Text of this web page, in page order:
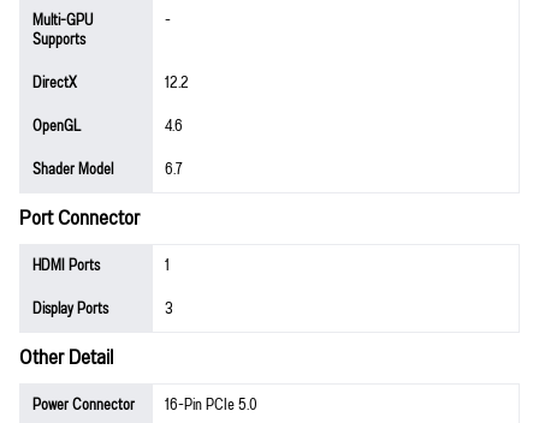
Multi-GPU
Supports
-
DirectX
12.2
OpenGL
4.6
Shader Model
6.7
Port Connector
HDMI Ports
1
Display Ports
3
Other Detail
Power Connector
16-Pin PCIe 5.0